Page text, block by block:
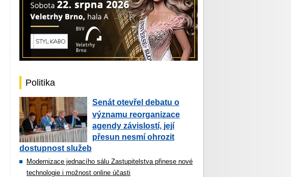
Politika
Senát otevřel debatu o
významu reorganizace
agendy závislostí, její
přesun nesmí ohrozit
dostupnost služeb
Modernizace jednacího sálu Zastupitelstva přinese nové
technologie i možnost online účasti